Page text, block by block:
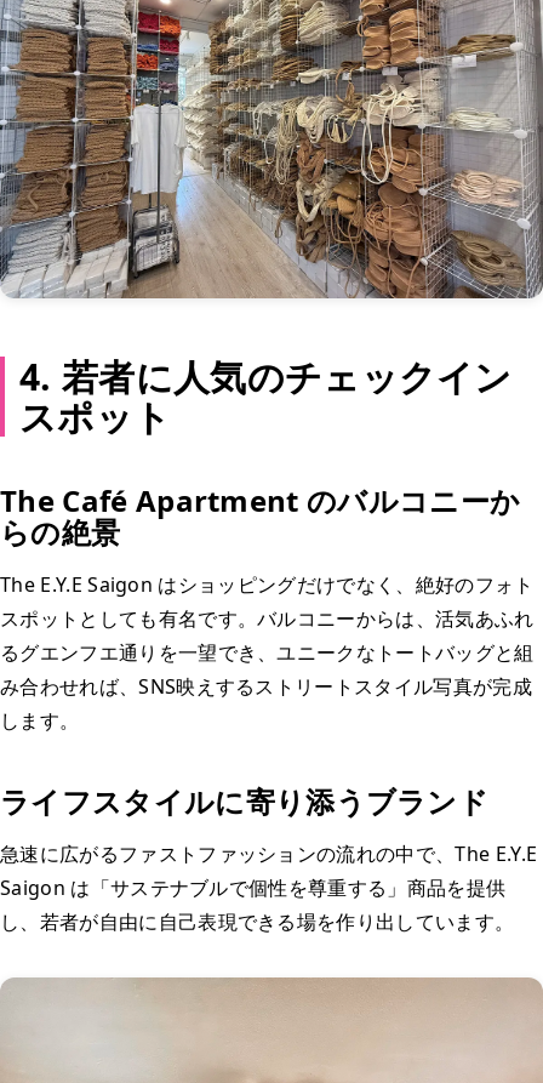
4. 若者に人気のチェックイン
スポット
The Café Apartment のバルコニーか
らの絶景
The E.Y.E Saigon はショッピングだけでなく、絶好のフォト
スポットとしても有名です。バルコニーからは、活気あふれ
るグエンフエ通りを一望でき、ユニークなトートバッグと組
み合わせれば、SNS映えするストリートスタイル写真が完成
します。
ライフスタイルに寄り添うブランド
急速に広がるファストファッションの流れの中で、The E.Y.E
Saigon は「サステナブルで個性を尊重する」商品を提供
し、若者が自由に自己表現できる場を作り出しています。